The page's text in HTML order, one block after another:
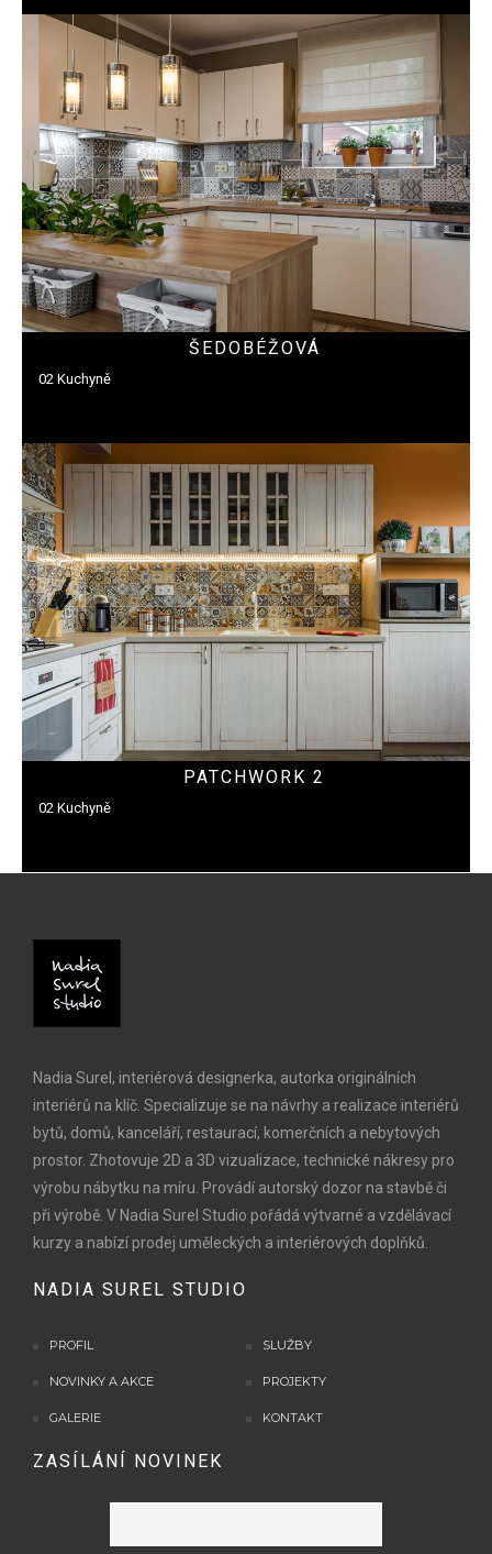
ŠEDOBÉŽOVÁ
02 Kuchyně
PATCHWORK 2
02 Kuchyně
Nadia Surel, interiérová designerka, autorka originálních
interiérů na klíč. Specializuje se na návrhy a realizace interiérů
bytů, domů, kanceláří, restaurací, komerčních a nebytových
prostor. Zhotovuje 2D a 3D vizualizace, technické nákresy pro
výrobu nábytku na míru. Provádí autorský dozor na stavbě či
při výrobě. V Nadia Surel Studio pořádá výtvarné a vzdělávací
kurzy a nabízí prodej uměleckých a interiérových doplňků.
NADIA SUREL STUDIO
PROFIL SLUŽBY
NOVINKY A AKCE PROJEKTY
GALERIE KONTAKT
ZASÍLÁNÍ NOVINEK